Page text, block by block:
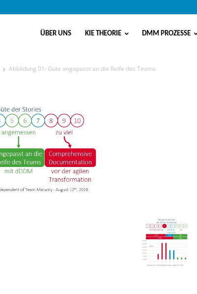
ÜBER UNS KIE THEORIE DMM PROZESSE
Abbildung 01: Güte angepasst an die Reife des Teams